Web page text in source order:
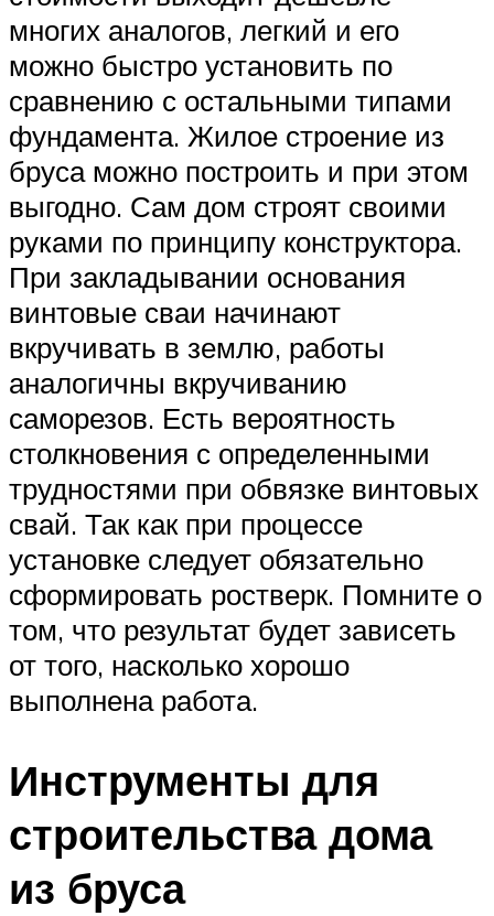
многих аналогов, легкий и его
можно быстро установить по
сравнению с остальными типами
фундамента. Жилое строение из
бруса можно построить и при этом
выгодно. Сам дом строят своими
руками по принципу конструктора.
При закладывании основания
винтовые сваи начинают
вкручивать в землю, работы
аналогичны вкручиванию
саморезов. Есть вероятность
столкновения с определенными
трудностями при обвязке винтовых
свай. Так как при процессе
установке следует обязательно
сформировать ростверк. Помните о
том, что результат будет зависеть
от того, насколько хорошо
выполнена работа.
Инструменты для
строительства дома
из бруса